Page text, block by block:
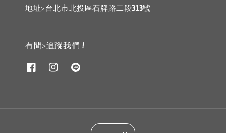
地址▹台北市北投區石牌路二段313號
有間▹追蹤我們 !